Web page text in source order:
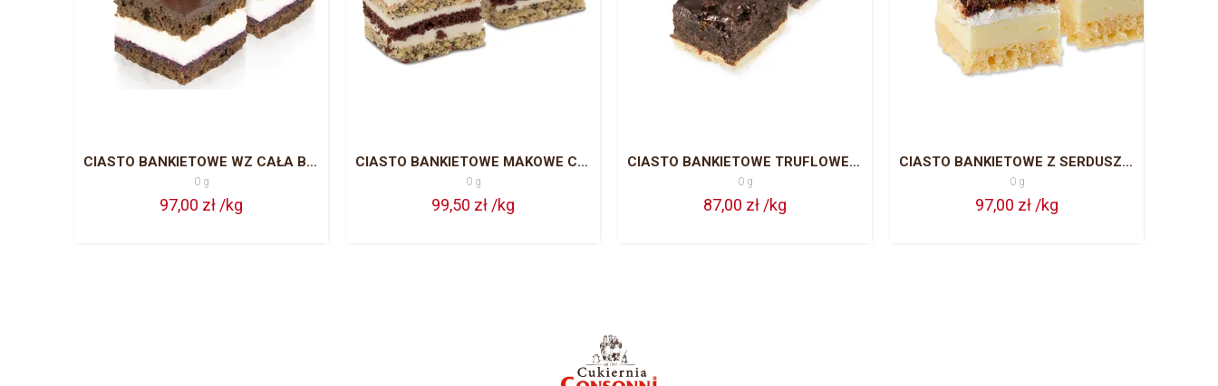
CIASTO BANKIETOWE WZ CAŁA BLACHA = 63 PORCJE
0 g
97,00 zł /kg
CIASTO BANKIETOWE MAKOWE CAŁA BLACHA = 63 PORCJE
0 g
99,50 zł /kg
CIASTO BANKIETOWE TRUFLOWE CAŁA BLACHA = 63 PORCJE
0 g
87,00 zł /kg
CIASTO BANKIETOWE Z SERDUSZKIEM CAŁA BLACHA = 63 PORCJE
0 g
97,00 zł /kg